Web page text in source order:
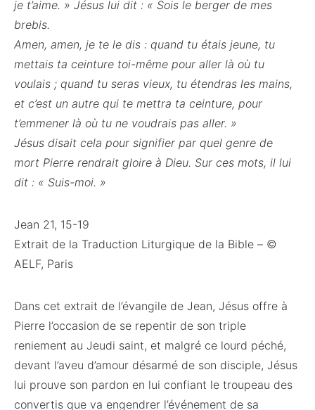
je t’aime. » Jésus lui dit : « Sois le berger de mes
brebis.
Amen, amen, je te le dis : quand tu étais jeune, tu
mettais ta ceinture toi-même pour aller là où tu
voulais ; quand tu seras vieux, tu étendras les mains,
et c’est un autre qui te mettra ta ceinture, pour
t’emmener là où tu ne voudrais pas aller. »
Jésus disait cela pour signifier par quel genre de
mort Pierre rendrait gloire à Dieu. Sur ces mots, il lui
dit : « Suis-moi. »
Jean 21, 15-19
Extrait de la Traduction Liturgique de la Bible – ©
AELF, Paris
Dans cet extrait de l’évangile de Jean, Jésus offre à
Pierre l’occasion de se repentir de son triple
reniement au Jeudi saint, et malgré ce lourd péché,
devant l’aveu d’amour désarmé de son disciple, Jésus
lui prouve son pardon en lui confiant le troupeau des
convertis que va engendrer l’événement de sa